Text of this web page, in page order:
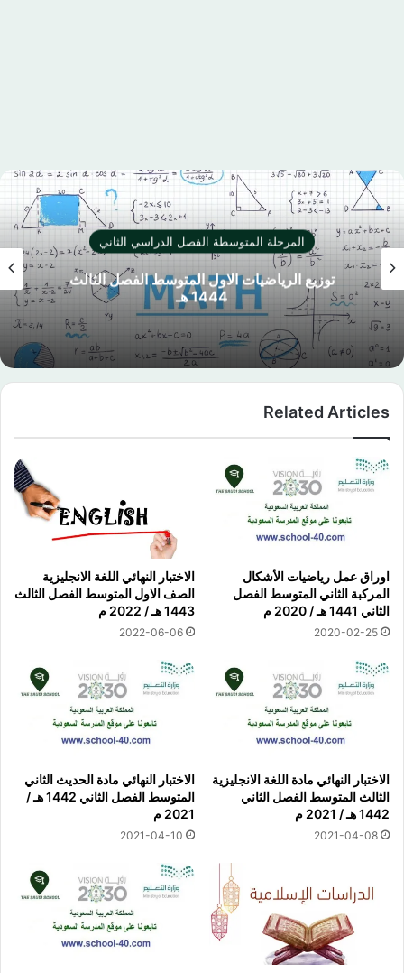
المرحلة المتوسطة الفصل الدراسي الثاني
توزيع الرياضيات الاول المتوسط الفصل الثالث
1444 هـ
Related Articles
اوراق عمل رياضيات الأشكال
المركبة الثاني المتوسط الفصل
الثاني 1441 هـ / 2020 م
2020-02-25
الاختبار النهائي اللغة الانجليزية
الصف الاول المتوسط الفصل الثالث
1443 هـ / 2022 م
2022-06-06
الاختبار النهائي مادة اللغة الانجليزية
الثالث المتوسط الفصل الثاني
1442 هـ / 2021 م
2021-04-08
الاختبار النهائي مادة الحديث الثاني
المتوسط الفصل الثاني 1442 هـ /
2021 م
2021-04-10